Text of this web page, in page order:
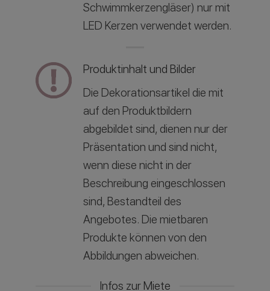
Schwimmkerzengläser) nur mit
LED Kerzen verwendet werden.
Produktinhalt und Bilder
Die Dekorationsartikel die mit
auf den Produktbildern
abgebildet sind, dienen nur der
Präsentation und sind nicht,
wenn diese nicht in der
Beschreibung eingeschlossen
sind, Bestandteil des
Angebotes. Die mietbaren
Produkte können von den
Abbildungen abweichen.
Infos zur Miete